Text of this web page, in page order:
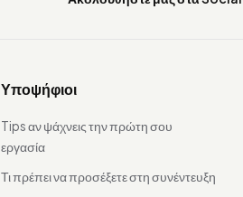
Υποψήφιοι
Tips αν ψάχνεις την πρώτη σου
εργασία
Τι πρέπει να προσέξετε στη συνέντευξη